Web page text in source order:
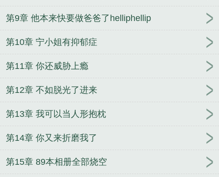
第9章 他本来快要做爸爸了helliphellip
第10章 宁小姐有抑郁症
第11章 你还威胁上瘾
第12章 不如脱光了进来
第13章 我可以当人形抱枕
第14章 你又来折磨我了
第15章 89本相册全部烧空